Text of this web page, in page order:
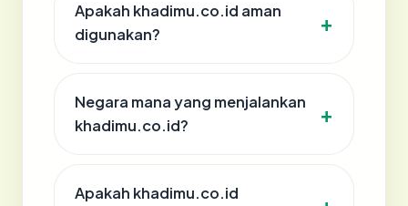
Apakah khadimu.co.id aman
digunakan?
Negara mana yang menjalankan
khadimu.co.id?
Apakah khadimu.co.id